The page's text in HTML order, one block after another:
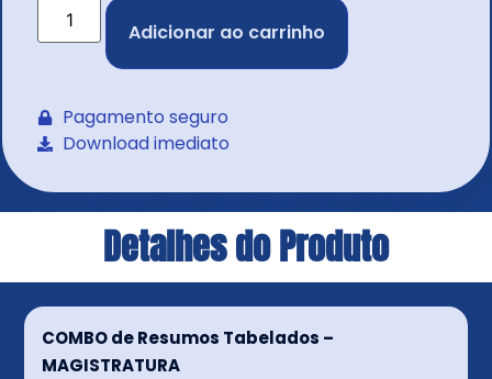
Adicionar ao carrinho
Pagamento seguro
Download imediato
Detalhes do Produto
COMBO de Resumos Tabelados –
MAGISTRATURA